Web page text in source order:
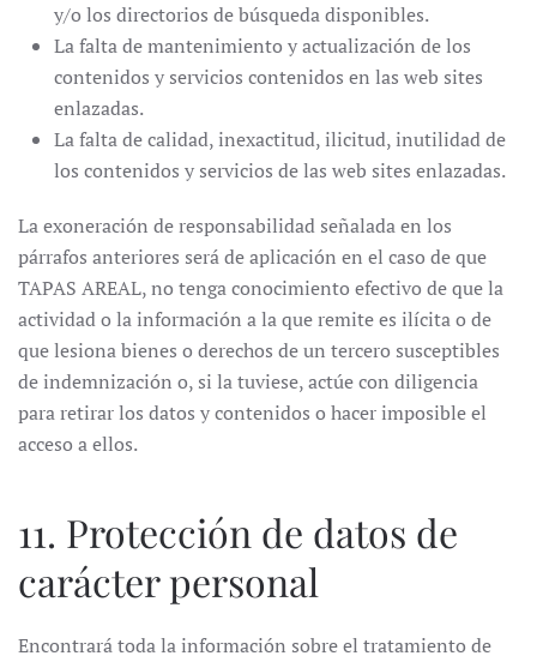
y/o los directorios de búsqueda disponibles.
La falta de mantenimiento y actualización de los
contenidos y servicios contenidos en las web sites
enlazadas.
La falta de calidad, inexactitud, ilicitud, inutilidad de
los contenidos y servicios de las web sites enlazadas.
La exoneración de responsabilidad señalada en los
párrafos anteriores será de aplicación en el caso de que
TAPAS AREAL, no tenga conocimiento efectivo de que la
actividad o la información a la que remite es ilícita o de
que lesiona bienes o derechos de un tercero susceptibles
de indemnización o, si la tuviese, actúe con diligencia
para retirar los datos y contenidos o hacer imposible el
acceso a ellos.
11. Protección de datos de
carácter personal
Encontrará toda la información sobre el tratamiento de